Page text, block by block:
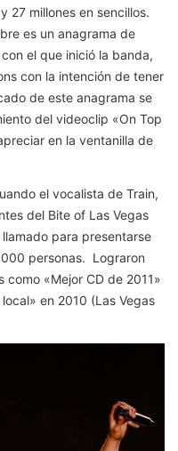
27 millones en sencillos.
es un anagrama de
el que inició la banda,
con la intención de tener
de este anagrama se
del videoclip «On Top
en la ventanilla de
el vocalista de Train,
del Bite of Las Vegas
para presentarse
personas. ​ Lograron
«Mejor CD de 2011»
en 2010 (Las Vegas